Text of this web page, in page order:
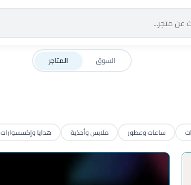
السوق المتاجر
ساعات وعطور ملابس وأحذية هدايا وإكسسوارات